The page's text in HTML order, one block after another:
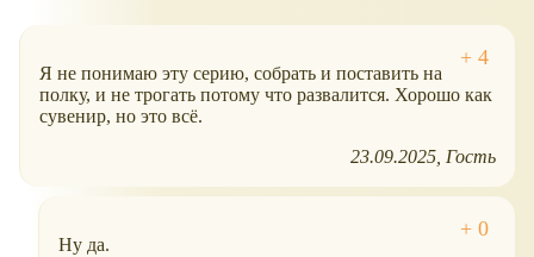
Я не понимаю эту серию, собрать и поставить на
полку, и не трогать потому что развалится. Хорошо как
сувенир, но это всё.
23.09.2025 Гость
Ну да.